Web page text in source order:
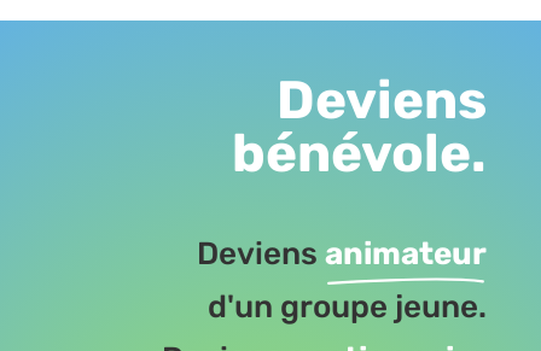
Deviens
bénévole.
Deviensanimateur
d'un groupe jeune.